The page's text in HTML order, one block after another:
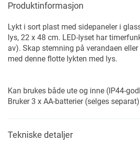
Produktinformasjon
Lykt i sort plast med sidepaneler i
lys, 22 x 48 cm. LED-lyset har
av). Skap stemning på verandaen
med denne flotte lykten med lys.
Kan brukes både ute og inne (IP44-
Bruker 3 x AA-batterier (selges
Tekniske detaljer